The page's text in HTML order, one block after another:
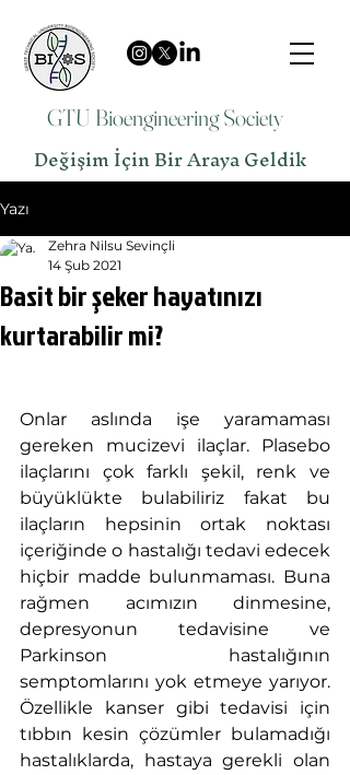
GTU Bioengineering Society
Değişim İçin Bir Araya Geldik
Yazı
Basit bir şeker hayatınızı
kurtarabilir mi?
Zehra Nilsu Sevinçli
14 Şub 2021
Onlar aslında işe yaramaması
gereken mucizevi ilaçlar. Plasebo
ilaçlarını çok farklı şekil, renk ve
büyüklükte bulabiliriz fakat bu
ilaçların hepsinin ortak noktası
içeriğinde o hastalığı tedavi edecek
hiçbir madde bulunmaması. Buna
rağmen acımızın dinmesine,
depresyonun tedavisine ve
Parkinson hastalığının
semptomlarını yok etmeye yarıyor.
Özellikle kanser gibi tedavisi için
tıbbın kesin çözümler bulamadığı
hastalıklarda, hastaya gerekli olan